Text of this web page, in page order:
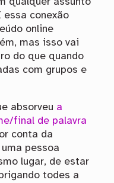
essa conexão
online
mas isso vai
do que quando
com grupos e
absorveu a
final de palavra
conta da
pessoa
lugar, de estar
todes a